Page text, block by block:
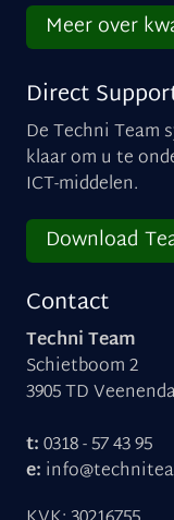
Meer over
Direct
De Techni Team
klaar om u te
ICT-middelen.
Download
Contact
Techni Team
Schietboom 2
3905 TD
t:0318 - 57 43 95
e: